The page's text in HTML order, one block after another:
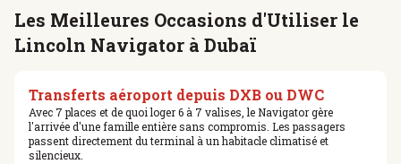
Les Meilleures Occasions d'Utiliser le
Lincoln Navigator à Dubaï
Transferts aéroport depuis DXB ou DWC
Avec 7 places et de quoi loger 6 à 7 valises, le Navigator gère
l'arrivée d'une famille entière sans compromis. Les passagers
passent directement du terminal à un habitacle climatisé et
silencieux.